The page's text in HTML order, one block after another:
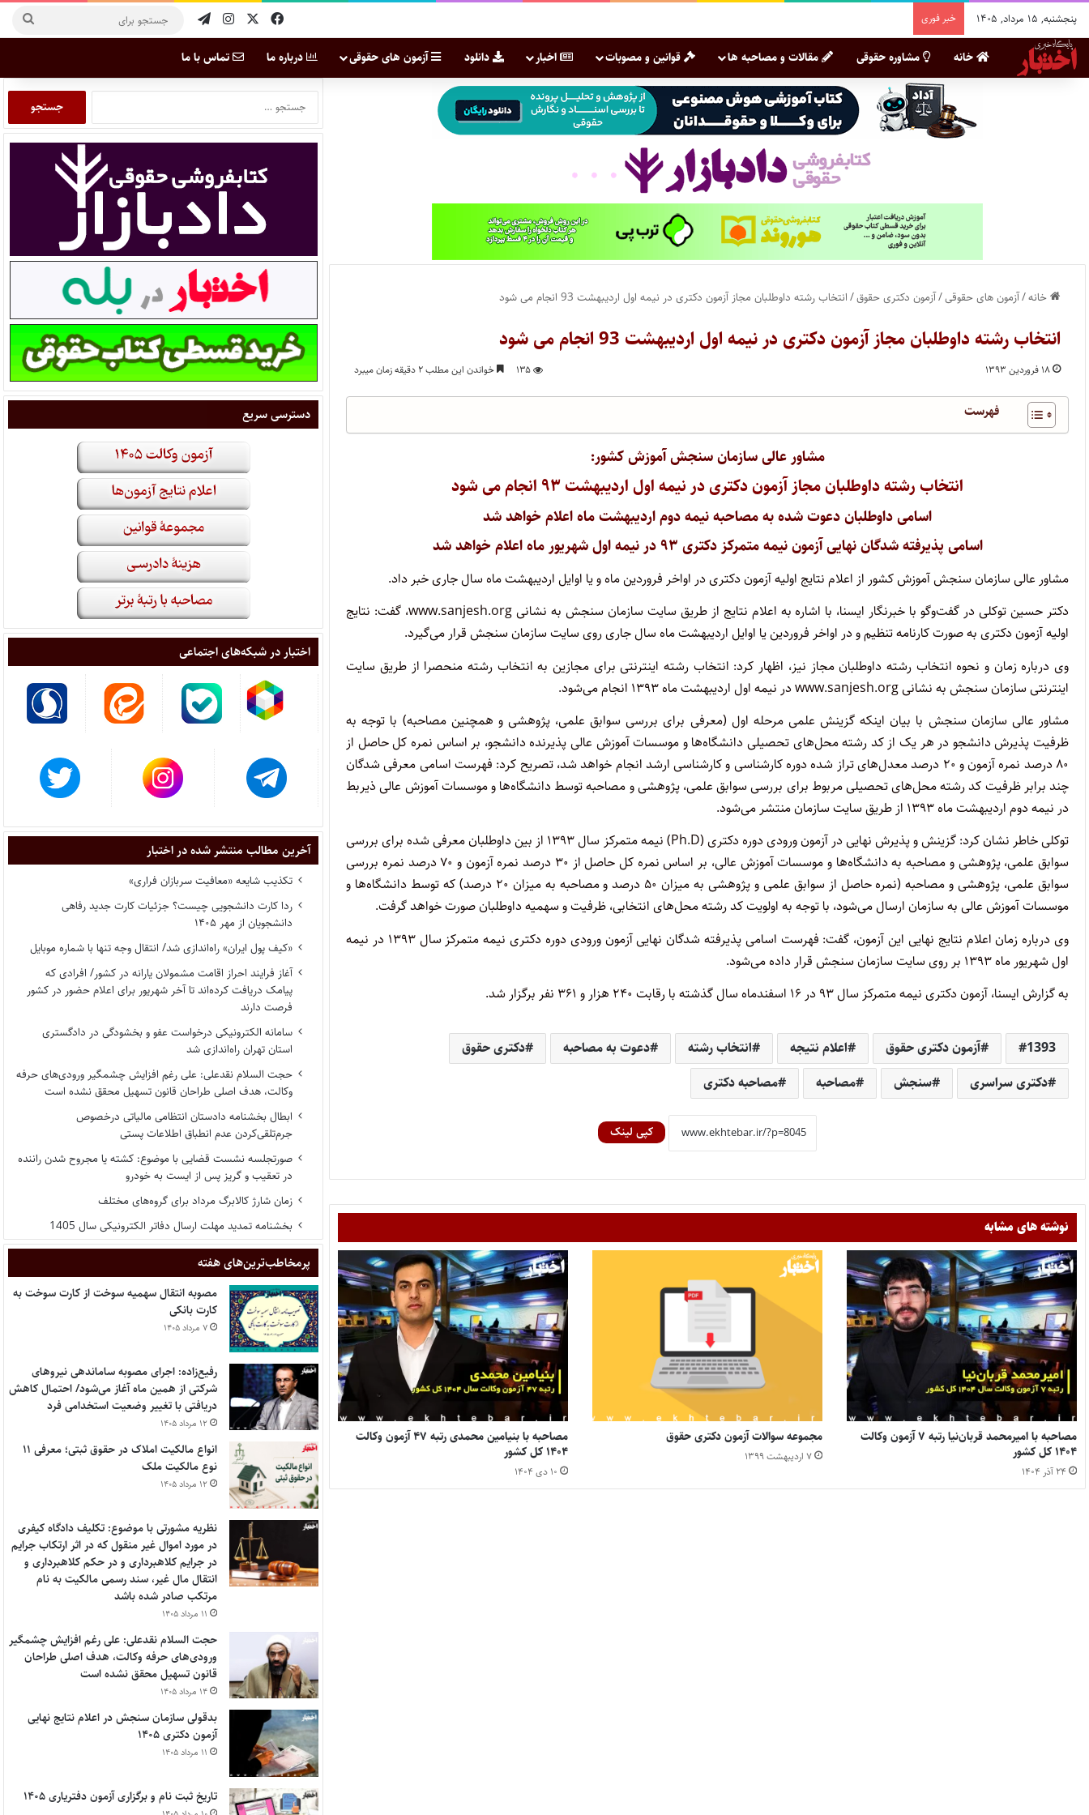
پنجشنبه, ۱۵ مرداد, ۱۴۰۵ خبر فوری
خانه مشاوره حقوقی مقالات و مصاحبه ها قوانین و مصوبات اخبار دانلود آزمون های حقوقی درباره ما تماس با ما
خانه/آزمون های حقوقی/آزمون دکتری حقوق/انتخاب رشته داوطلبان مجاز آزمون دکتری در نیمه اول اردیبهشت 93 انجام می شود
انتخاب رشته داوطلبان مجاز آزمون دکتری در نیمه اول اردیبهشت 93 انجام می شود
۱۸ فروردین ۱۳۹۳ ۱۳۵ خواندن این مطلب ۲ دقیقه زمان میبرد
فهرست
مشاور عالی سازمان سنجش آموزش کشور:
انتخاب رشته داوطلبان مجاز آزمون دکتری در نیمه اول اردیبهشت ۹۳ انجام می شود
اسامی داوطلبان دعوت شده به مصاحبه نیمه دوم اردیبهشت ماه اعلام خواهد شد
اسامی پذیرفته شدگان نهایی آزمون نیمه متمرکز دکتری ۹۳ در نیمه اول شهریور ماه اعلام خواهد شد
مشاور عالی سازمان سنجش آموزش کشور از اعلام نتایج اولیه آزمون دکتری در اواخر فروردین ماه و یا اوایل اردیبهشت ماه سال جاری خبر داد.
دکتر حسین توکلی در گفت‌وگو با خبرنگار ایسنا، با اشاره به اعلام نتایج از طریق سایت سازمان سنجش به نشانی www.sanjesh.org، گفت: نتایج
اولیه آزمون دکتری به صورت کارنامه تنظیم و در اواخر فروردین یا اوایل اردیبهشت ماه سال جاری روی سایت سازمان سنجش قرار می‌گیرد.
وی درباره زمان و نحوه انتخاب رشته داوطلبان مجاز نیز، اظهار کرد: انتخاب رشته اینترنتی برای مجازین به انتخاب رشته منحصرا از طریق سایت
اینترنتی سازمان سنجش به نشانی www.sanjesh.org در نیمه اول اردیبهشت ماه ۱۳۹۳ انجام می‌شود.
مشاور عالی سازمان سنجش با بیان اینکه گزینش علمی مرحله اول (معرفی برای بررسی سوابق علمی، پژوهشی و همچنین مصاحبه) با توجه به
ظرفیت پذیرش دانشجو در هر یک از کد رشته محل‌های تحصیلی دانشگاه‌ها و موسسات آموزش عالی پذیرنده دانشجو،‌ بر اساس نمره کل حاصل از
۸۰ درصد نمره آزمون و ۲۰ درصد معدل‌های تراز شده دوره کارشناسی و کارشناسی ارشد انجام خواهد شد، تصریح کرد: فهرست اسامی معرفی شدگان
چند برابر ظرفیت کد رشته محل‌های تحصیلی مربوط برای بررسی سوابق علمی، پژوهشی و مصاحبه توسط دانشگاه‌ها و موسسات آموزش عالی ذیربط
در نیمه دوم اردیبهشت ماه ۱۳۹۳ از طریق سایت سازمان منتشر می‌شود.
توکلی خاطر نشان کرد: گزینش و پذیرش نهایی در آزمون ورودی دوره دکتری (Ph.D)‌ نیمه متمرکز سال ۱۳۹۳ از بین داوطلبان معرفی شده برای بررسی
سوابق علمی، پژوهشی و مصاحبه به دانشگاه‌ها و موسسات آموزش عالی،‌ بر اساس نمره کل حاصل از ۳۰ درصد نمره آزمون و ۷۰ درصد نمره بررسی
سوابق علمی، پژوهشی و مصاحبه (نمره حاصل از سوابق علمی و پژوهشی به میزان ۵۰ درصد و مصاحبه به میزان ۲۰ درصد) که توسط دانشگاه‌ها و
موسسات آموزش عالی به سازمان ارسال می‌شود، با توجه به اولویت کد رشته محل‌های انتخابی، ظرفیت و سهمیه داوطلبان صورت خواهد گرفت.
وی درباره زمان اعلام نتایج نهایی این آزمون، گفت: فهرست اسامی پذیرفته شدگان نهایی آزمون ورودی دوره دکتری نیمه متمرکز سال ۱۳۹۳ در نیمه
اول شهریور ماه ۱۳۹۳ بر روی سایت سازمان سنجش قرار داده می‌شود.
به گزارش ایسنا، آزمون دکتری نیمه متمرکز سال ۹۳ در ۱۶ اسفندماه سال گذشته با رقابت ۲۴۰ هزار و ۳۶۱ نفر برگزار شد.
1393 آزمون دکتری حقوق اعلام نتیجه انتخاب رشته دعوت به مصاحبه
دکتری حقوق
دکتری سراسری
سنجش مصاحبه مصاحبه دکتری
کپی لینک
نوشته های مشابه
مصاحبه با امیرمحمد قربان‌نیا رتبه ۷ آزمون وکالت
۱۴۰۴ کل کشور
۲۴ آذر ۱۴۰۴
مجموعه سوالات آزمون دکتری حقوق
۷ اردیبهشت ۱۳۹۹
مصاحبه با بنیامین محمدی رتبه ۴۷ آزمون وکالت
۱۴۰۴ کل کشور
۱۰ دی ۱۴۰۴
دسترسی سریع
اختبار در شبکه‌های اجتماعی
آخرین مطالب منتشر شده در اختبار
تکذیب شایعه «معافیت سربازان فراری»
ردا کارت دانشجویی چیست؟ جزئیات کارت جدید رفاهی
دانشجویان از مهر ۱۴۰۵
«کیف پول ایران» راه‌اندازی شد/ انتقال وجه تنها با شماره موبایل
آغاز فرایند احراز اقامت مشمولان یارانه در کشور/ افرادی که
پیامک دریافت کرده‌اند تا آخر شهریور برای اعلام حضور در کشور
فرصت دارند
سامانه الکترونیکی درخواست عفو و بخشودگی در دادگستری
استان تهران راه‌اندازی شد
حجت السلام نقدعلی: علی رغم افزایش چشمگیر ورودی‌های حرفه
وکالت، هدف اصلی طراحان قانون تسهیل محقق نشده است
ابطال بخشنامه دادستان انتظامی مالیاتی درخصوص
جرم‌تلقی‌کردن عدم انطباق اطلاعات پستی
صورتجلسه نشست قضایی با موضوع: کشته یا مجروح شدن راننده
در تعقیب و گریز پس از ایست به خودرو
زمان شارژ کالابرگ مرداد برای گروه‌های مختلف
بخشنامه تمدید مهلت ارسال دفاتر الکترونیکی سال 1405
پر‌مخاطب‌ترین‌های هفته
مصوبه انتقال سهمیه سوخت از کارت سوخت به
کارت بانکی
۷ مرداد ۱۴۰۵
رفیع‌زاده: اجرای مصوبه ساماندهی نیروهای
شرکتی از همین ماه آغاز می‌شود/ احتمال کاهش
دریافتی با تغییر وضعیت استخدامی فرد
۱۲ مرداد ۱۴۰۵
انواع مالکیت املاک در حقوق ثبتی؛ معرفی ۱۱
نوع مالکیت ملک
۱۲ مرداد ۱۴۰۵
نظریه مشورتی با موضوع: تکلیف دادگاه کیفری
در مورد اموال غیر منقول که در اثر ارتکاب جرایم
در جرایم کلاهبرداری و در حکم کلاهبرداری و
انتقال مال غیر، سند رسمی مالکیت به نام
مرتکب صادر شده باشد
۱۱ مرداد ۱۴۰۵
حجت السلام نقدعلی: علی رغم افزایش چشمگیر
ورودی‌های حرفه وکالت، هدف اصلی طراحان
قانون تسهیل محقق نشده است
۱۴ مرداد ۱۴۰۵
بدقولی سازمان سنجش در اعلام نتایج نهایی
آزمون دکتری ۱۴۰۵
۱۱ مرداد ۱۴۰۵
تاریخ ثبت نام و برگزاری آزمون دفتریاری ۱۴۰۵